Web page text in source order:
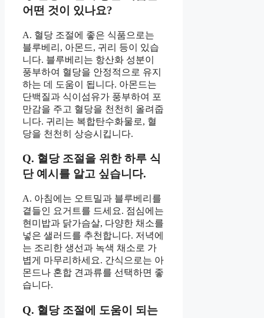
어떤 것이 있나요?
A. 혈당 조절에 좋은 식품으로는
블루베리, 아몬드, 귀리 등이 있습
니다. 블루베리는 항산화 성분이
풍부하여 혈당을 안정적으로 유지
하는 데 도움이 됩니다. 아몬드는
단백질과 식이섬유가 풍부하여 포
만감을 주고 혈당을 천천히 올려줍
니다. 귀리는 복합탄수화물로, 혈
당을 천천히 상승시킵니다.
Q. 혈당 조절을 위한 하루 식
단 예시를 알고 싶습니다.
A. 아침에는 오트밀과 블루베리를
곁들인 요거트를 드세요. 점심에는
현미밥과 닭가슴살, 다양한 채소를
넣은 샐러드를 추천합니다. 저녁에
는 조리한 생선과 녹색 채소로 가
볍게 마무리하세요. 간식으로는 아
몬드나 혼합 견과류를 선택하면 좋
습니다.
Q. 혈당 조절에 도움이 되는